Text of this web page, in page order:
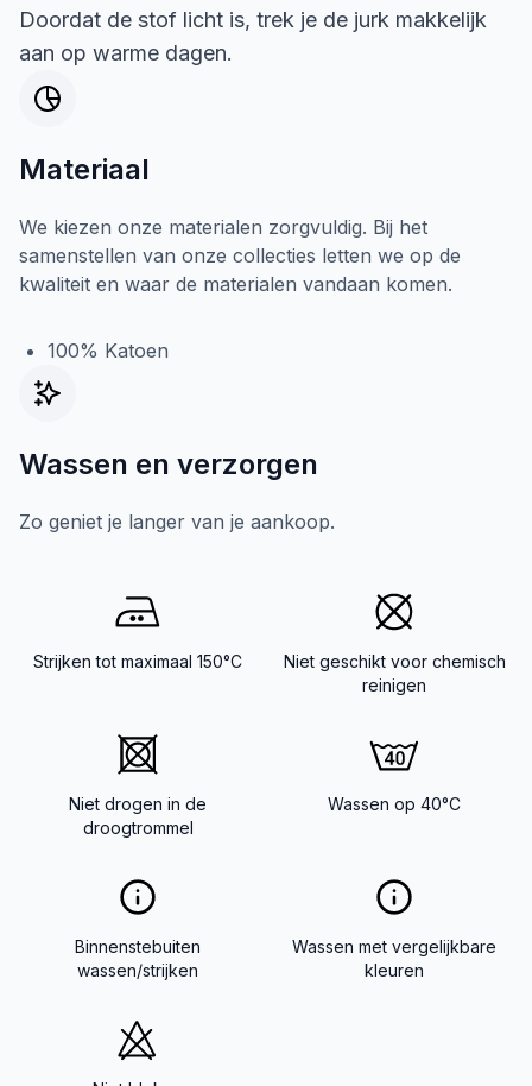
Doordat de stof licht is, trek je de jurk makkelijk
aan op warme dagen.
Materiaal
We kiezen onze materialen zorgvuldig. Bij het
samenstellen van onze collecties letten we op de
kwaliteit en waar de materialen vandaan komen.
100% Katoen
Wassen en verzorgen
Zo geniet je langer van je aankoop.
Strijken tot maximaal 150°C
Niet geschikt voor chemisch
reinigen
Niet drogen in de
droogtrommel
Wassen op 40°C
Binnenstebuiten
wassen/strijken
Wassen met vergelijkbare
kleuren